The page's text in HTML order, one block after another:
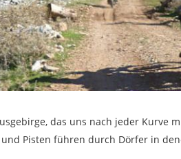
das uns nach jeder Kurve
Pisten führen durch Dörfer in